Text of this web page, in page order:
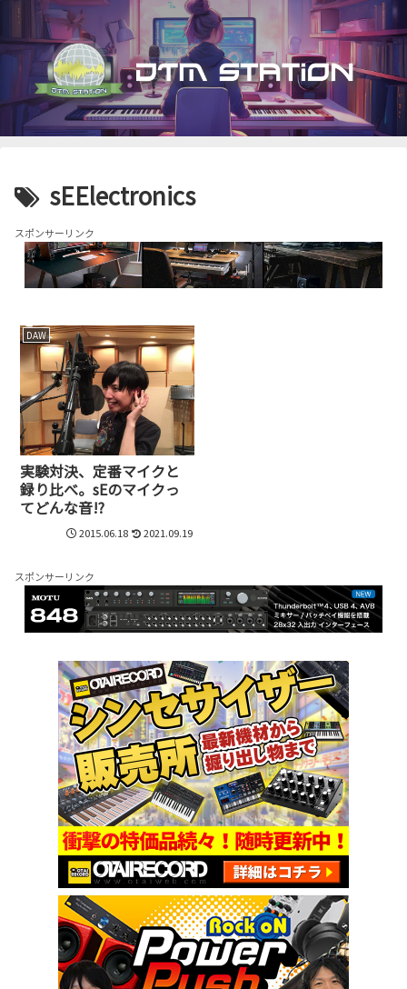
sEElectronics
スポンサーリンク
DAW
実験対決、定番マイクと
録り比べ。sEのマイクっ
てどんな音!?
2015.06.18 2021.09.19
スポンサーリンク